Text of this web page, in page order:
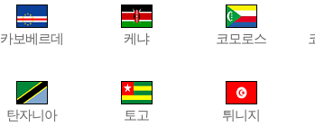
카보베르데 케냐 코모로스
탄자니아 토고 튀니지